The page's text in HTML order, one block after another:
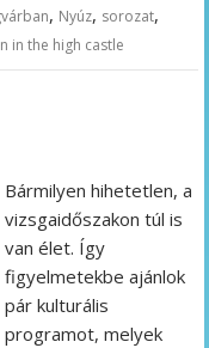
, Nyúz, sorozat,
in the high castle
Bármilyen hihetetlen, a
vizsgaidőszakon túl is
van élet. Így
figyelmetekbe ajánlok
pár kulturális
programot, melyek